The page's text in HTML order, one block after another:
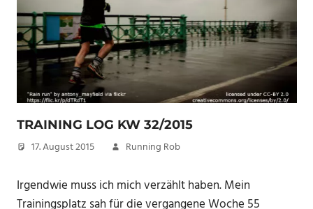
TRAINING LOG KW 32/2015
17. August 2015 Running Rob
Irgendwie muss ich mich verzählt haben. Mein
Trainingsplatz sah für die vergangene Woche 55